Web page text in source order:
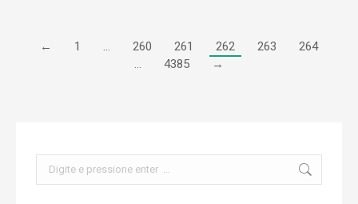
← 1 … 260 261 262 263
264
…
4385 →